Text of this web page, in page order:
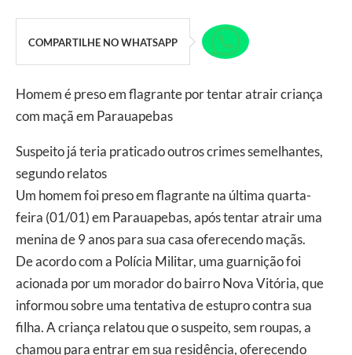
COMPARTILHE NO WHATSAPP
Homem é preso em flagrante por tentar atrair criança
com maçã em Parauapebas
Suspeito já teria praticado outros crimes semelhantes,
segundo relatos
Um homem foi preso em flagrante na última quarta-
feira (01/01) em Parauapebas, após tentar atrair uma
menina de 9 anos para sua casa oferecendo maçãs.
De acordo com a Polícia Militar, uma guarnição foi
acionada por um morador do bairro Nova Vitória, que
informou sobre uma tentativa de estupro contra sua
filha. A criança relatou que o suspeito, sem roupas, a
chamou para entrar em sua residência, oferecendo